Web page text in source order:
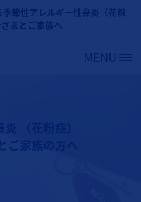
メインコンテンツに移動
節性アレルギー性鼻炎（花粉
まとご家族へ
MENU
（花粉症）
家族の方へ